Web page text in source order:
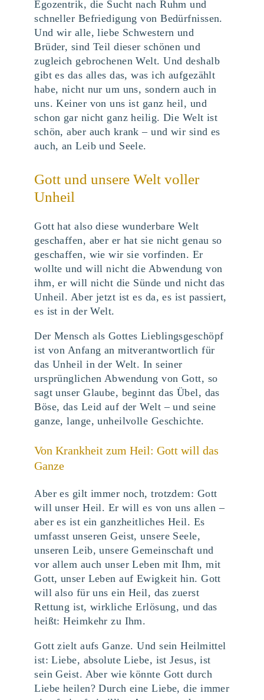
Egozentrik, die Sucht nach Ruhm und
schneller Befriedigung von Bedürfnissen.
Und wir alle, liebe Schwestern und
Brüder, sind Teil dieser schönen und
zugleich gebrochenen Welt. Und deshalb
gibt es das alles das, was ich aufgezählt
habe, nicht nur um uns, sondern auch in
uns. Keiner von uns ist ganz heil, und
schon gar nicht ganz heilig. Die Welt ist
schön, aber auch krank – und wir sind es
auch, an Leib und Seele.
Gott und unsere Welt voller
Unheil
Gott hat also diese wunderbare Welt
geschaffen, aber er hat sie nicht genau so
geschaffen, wie wir sie vorfinden. Er
wollte und will nicht die Abwendung von
ihm, er will nicht die Sünde und nicht das
Unheil. Aber jetzt ist es da, es ist passiert,
es ist in der Welt.
Der Mensch als Gottes Lieblingsgeschöpf
ist von Anfang an mitverantwortlich für
das Unheil in der Welt. In seiner
ursprünglichen Abwendung von Gott, so
sagt unser Glaube, beginnt das Übel, das
Böse, das Leid auf der Welt – und seine
ganze, lange, unheilvolle Geschichte.
Von Krankheit zum Heil: Gott will das
Ganze
Aber es gilt immer noch, trotzdem: Gott
will unser Heil. Er will es von uns allen –
aber es ist ein ganzheitliches Heil. Es
umfasst unseren Geist, unsere Seele,
unseren Leib, unsere Gemeinschaft und
vor allem auch unser Leben mit Ihm, mit
Gott, unser Leben auf Ewigkeit hin. Gott
will also für uns ein Heil, das zuerst
Rettung ist, wirkliche Erlösung, und das
heißt: Heimkehr zu Ihm.
Gott zielt aufs Ganze. Und sein Heilmittel
ist: Liebe, absolute Liebe, ist Jesus, ist
sein Geist. Aber wie könnte Gott durch
Liebe heilen? Durch eine Liebe, die immer